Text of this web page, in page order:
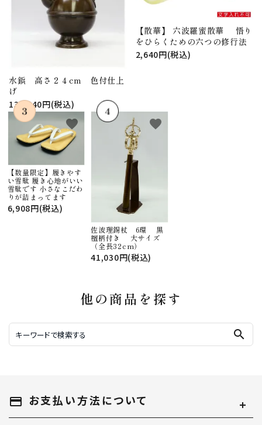
水鋲 高さ２４cm 色付仕上
げ
130,240円(税込)
【散華】 六波羅蜜散華 悟り
をひらくための六つの修行法
2,640円(税込)
【数量限定】履きやす
い雪駄 履き心地がいい
雪駄です 小さなこだわ
りが詰まってます
6,908円(税込)
favorite
佐波理錫杖 6環 黒
檀柄付き 大サイズ
（全長32cm）
41,030円(税込)
favorite
他の商品を探す
search
payment お支払い方法について